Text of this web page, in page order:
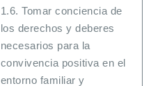
1.6. Tomar conciencia de
los derechos y deberes
necesarios para la
convivencia positiva en el
entorno familiar y